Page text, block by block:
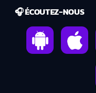
🎧 ÉCOUTEZ-NOUS